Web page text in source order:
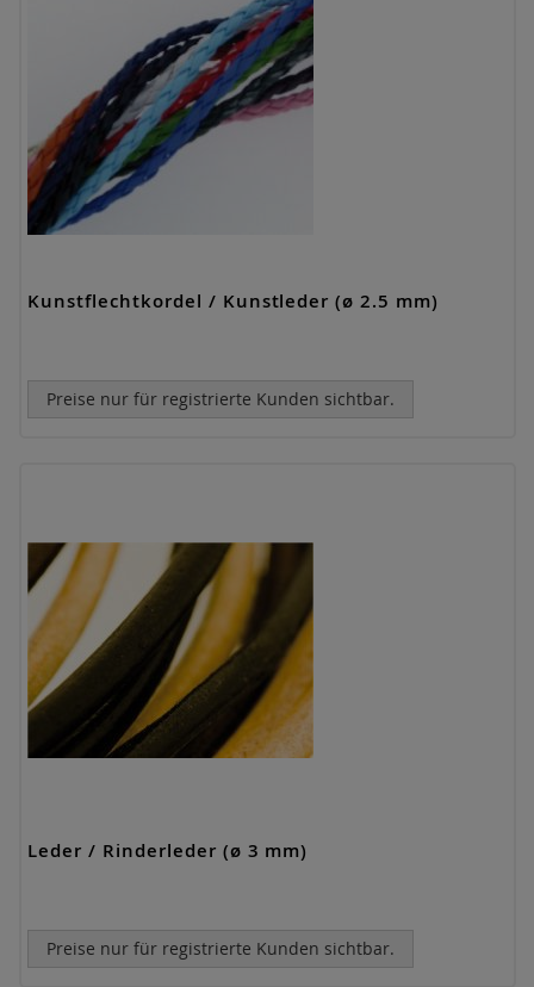
Kunstflechtkordel / Kunstleder (ø 2.5 mm)
Preise nur für registrierte Kunden sichtbar.
Leder / Rinderleder (ø 3 mm)
Preise nur für registrierte Kunden sichtbar.